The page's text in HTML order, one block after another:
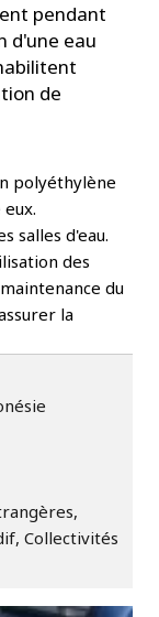
pendant
d'une eau
de
polyéthylène
salles d'eau.
des
du
la
Collectivités